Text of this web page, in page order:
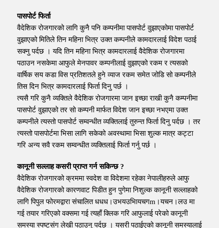
पासपोर्ट फिर्ता
वैदेशिक रोजगारको लागि कुनै पनि कम्पनीमा पासपोर्ट वुझाएकोमा पासपोर्ट
वुझाएको मितिले तिन महिना भित्र उक्त कम्पनीले कामदारलाई विदेश पठाई
सक्नु पर्दछ । यदि तिन महिना भित्र कामदारलाई वैदेशिक रोजगारमा
पठाउन नसकेमा आफुले मेनपावर कम्पनीलाई वुझाएको रकम र त्यसको
वार्षिक सय कडा विस प्रतिशतले हुने व्याज रकम समेत जोडि सो कम्पनीले
तिस दिन भित्र कामदारलाई फिर्ता दिनु पर्छ ।
त्यसै गरि कुनै व्यक्तिले वैदेशिक रोजगारमा जान इच्छा राखी कुनै कम्पनीमा
पासपोर्ट वुझाएको तर सो कम्पनी मार्फत विदेश जान इच्छा नभएमा उक्त
कम्पनीले त्यस्तो पासपोर्ट सम्वन्धीत व्यक्तिलाई तुरुन्त फिर्ता दिनु पर्दछ । तर
त्यस्तो पासपोर्टमा भिसा लागि सकेको अवस्थामा भिसा शुल्क मात्र कट्टा
गरि अन्य सवै रकम सम्वन्धीत व्यक्तिलाई फिर्ता गर्नु पर्छ ।
कानूनी सल्लाह कसरी प्राप्त गर्न सकिन्छ ?
वैदेशिक रोजगारको क्रममा स्वदेश वा विदेशमा रहेका नेपालीहरुले आफु
वैदेशिक रोजगारको कारणवाट पिडीत हुन पुगेमा निशुल्क कानूनी सल्लाहको
लागि पिपुल फोरमद्वारा संचालित धधध।उभयउभिायचगm।यचन।लउ मा
गई तयार गरिएको वक्समा गई त्यहाँ क्लिक गरि आफुलाई परेको कानूनी
समस्या स्पष्टसंग लेखी पठाउनु पर्दछ । यसरी पठाईएको कानूनी समस्यालाई